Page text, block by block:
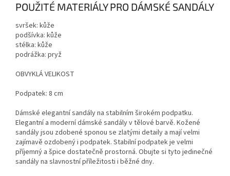
POUŽITÉ MATERIÁLY PRO DÁMSKÉ SANDÁLY
svršek: kůže
podšívka: kůže
stélka: kůže
podrážka: pryž
OBVYKLÁ VELIKOST
Podpatek: 8 cm
Dámské elegantní sandály na stabilním širokém podpatku.
Elegantní a moderní dámské sandály v tělové barvě. Kožené
sandály jsou zdobené sponou se zlatými detaily a mají velmi
zajímavě ozdobený i podpatek. Stabilní podpatek je velmi
příjemný a špice dostatečně prostorná. Obujte si tyto jedinečné
sandály na slavnostní příležitosti i běžné dny.